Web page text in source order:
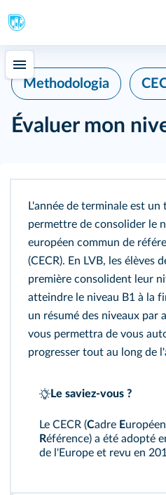
Methodologia
Évaluer mon
L'année de terminale est
permettre de consolider le
européen commun de
(CECR). En LVB, les élèves
première consolident leur
atteindre le niveau B1 à la
un résumé des niveaux par
vous permettra de vous
progresser tout au long de
Le saviez-vous ?
Le CECR (Cadre Européen
Référence) a été adopté
de l'Europe et revu en